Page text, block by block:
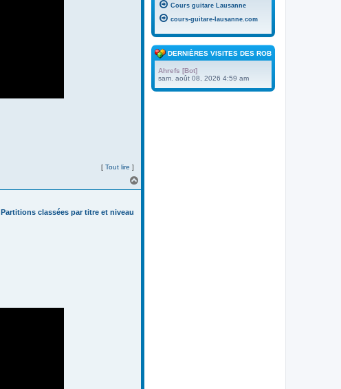
[ Tout lire ]
a
Partitions classées par titre et niveau
Cours guitare Lausanne
cours-guitare-lausanne.com
DERNIÈRES VISITES DES ROBOTS
Ahrefs [Bot]
sam. août 08, 2026 4:59 am